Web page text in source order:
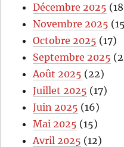
Décembre 2025
Novembre 2025
Octobre 2025 (17)
Septembre 2025
Août 2025 (22)
Juillet 2025 (17)
Juin 2025 (16)
Mai 2025 (15)
Avril 2025 (12)